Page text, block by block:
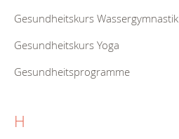
Gesundheitskurs Wassergymnastik
Gesundheitskurs Yoga
Gesundheitsprogramme
H